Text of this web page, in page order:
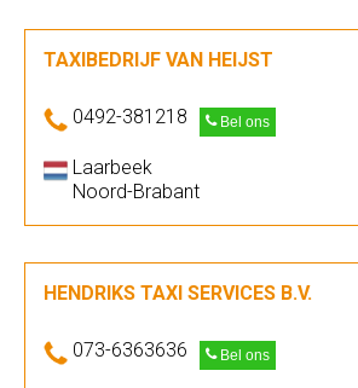
TAXIBEDRIJF VAN HEIJST
0492-381218 Bel ons
Laarbeek
Noord-Brabant
HENDRIKS TAXI SERVICES B.V.
073-6363636 Bel ons